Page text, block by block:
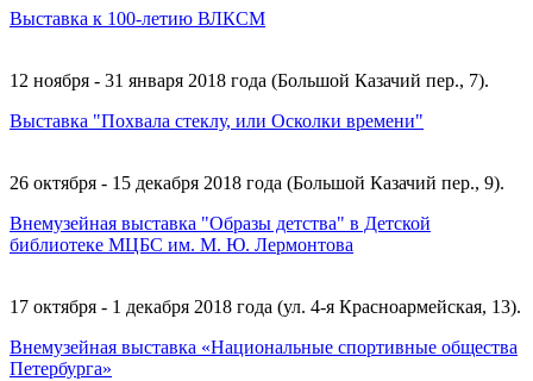
Выставка к 100-летию ВЛКСМ
12 ноября - 31 января 2018 года (Большой Казачий пер., 7).
Выставка "Похвала стеклу, или Осколки времени"
26 октября - 15 декабря 2018 года (Большой Казачий пер., 9).
Внемузейная выставка "Образы детства" в Детской
библиотеке МЦБС им. М. Ю. Лермонтова
17 октября - 1 декабря 2018 года (ул. 4-я Красноармейская, 13).
Внемузейная выставка «Национальные спортивные общества
Петербурга»